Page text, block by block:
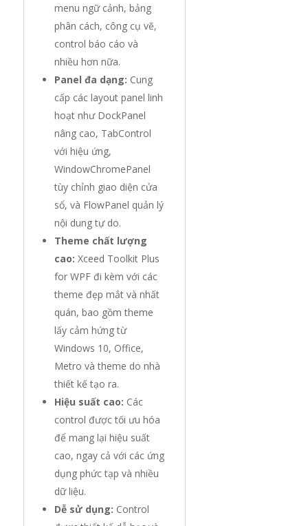
menu ngữ cảnh, bảng
phân cách, công cụ vẽ,
control báo cáo và
nhiều hơn nữa.
Panel đa dạng: Cung
cấp các layout panel linh
hoạt như DockPanel
nâng cao, TabControl
với hiệu ứng,
WindowChromePanel
tùy chỉnh giao diện cửa
sổ, và FlowPanel quản lý
nội dung tự do.
Theme chất lượng
cao: Xceed Toolkit Plus
for WPF đi kèm với các
theme đẹp mắt và nhất
quán, bao gồm theme
lấy cảm hứng từ
Windows 10, Office,
Metro và theme do nhà
thiết kế tạo ra.
Hiệu suất cao: Các
control được tối ưu hóa
để mang lại hiệu suất
cao, ngay cả với các ứng
dụng phức tạp và nhiều
dữ liệu.
Dễ sử dụng: Control